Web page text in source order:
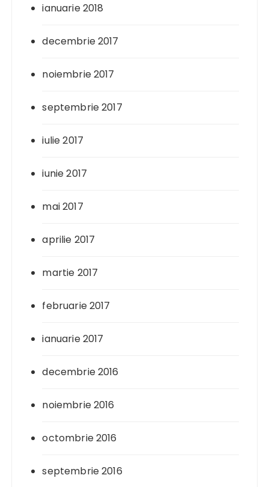
ianuarie 2018
decembrie 2017
noiembrie 2017
septembrie 2017
iulie 2017
iunie 2017
mai 2017
aprilie 2017
martie 2017
februarie 2017
ianuarie 2017
decembrie 2016
noiembrie 2016
octombrie 2016
septembrie 2016